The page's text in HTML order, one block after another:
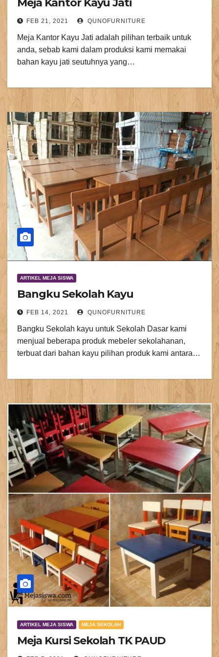
Meja Kantor Kayu Jati
FEB 21, 2021 QUNOFURNITURE
Meja Kantor Kayu Jati adalah pilihan terbaik untuk
anda, sebab kami dalam produksi kami memakai
bahan kayu jati seutuhnya yang…
ARTIKEL MEJA SISWA
Bangku Sekolah Kayu
FEB 14, 2021 QUNOFURNITURE
Bangku Sekolah kayu untuk Sekolah Dasar kami
menjual beberapa produk mebeler sekolahanan,
terbuat dari bahan kayu pilihan produk kami antara…
ARTIKEL MEJA SISWA MEJA SEKOLAH
Meja Kursi Sekolah TK PAUD